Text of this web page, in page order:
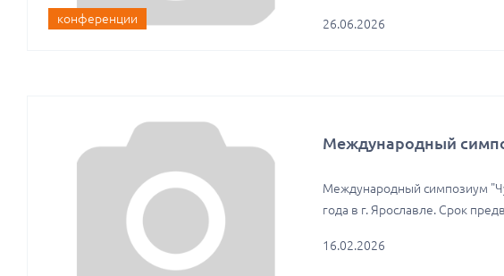
конференции 26.06.2026
Международный
Международный симпозиум
года в г. Ярославле. Срок
16.02.2026